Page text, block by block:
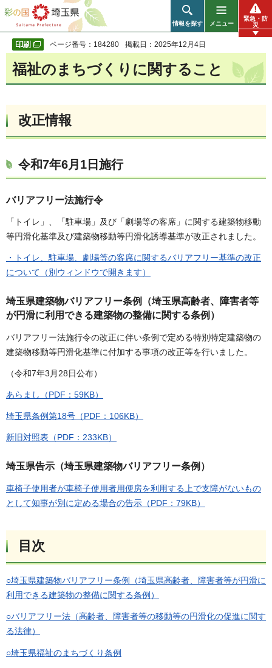
彩の国 埼玉県
情報を探す メニュー
緊急・防
災
ページ番号：184280 掲載日：2025年12月4日
福祉のまちづくりに関すること
改正情報
令和7年6月1日施行
バリアフリー法施行令
「トイレ」、「駐車場」及び「劇場等の客席」に関する建築物移動
等円滑化基準及び建築物移動等円滑化誘導基準が改正されました。
・トイレ、駐車場、劇場等の客席に関するバリアフリー基準の改正
について（別ウィンドウで開きます）
埼玉県建築物バリアフリー条例（埼玉県高齢者、障害者等
が円滑に利用できる建築物の整備に関する条例）
バリアフリー法施行令の改正に伴い条例で定める特別特定建築物の
建築物移動等円滑化基準に付加する事項の改正等を行いました。
（令和7年3月28日公布）
あらまし（PDF：59KB）
埼玉県条例第18号（PDF：106KB）
新旧対照表（PDF：233KB）
埼玉県告示（埼玉県建築物バリアフリー条例）
車椅子使用者が車椅子使用者用便房を利用する上で支障がないもの
として知事が別に定める場合の告示（PDF：79KB）
目次
○埼玉県建築物バリアフリー条例（埼玉県高齢者、障害者等が円滑に
利用できる建築物の整備に関する条例）
○バリアフリー法（高齢者、障害者等の移動等の円滑化の促進に関す
る法律）
○埼玉県福祉のまちづくり条例